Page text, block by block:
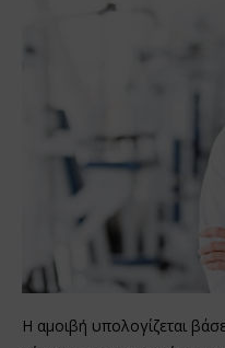
Η αμοιβή υπολογίζεται